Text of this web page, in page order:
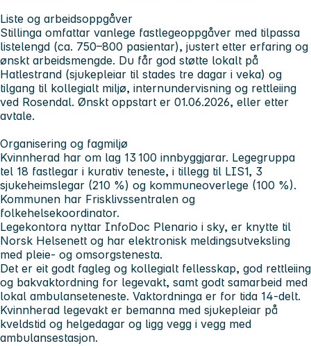
Liste og arbeidsoppgåver
Stillinga omfattar vanlege fastlegeoppgåver med tilpassa
listelengd (ca. 750–800 pasientar), justert etter erfaring og
ønskt arbeidsmengde. Du får god støtte lokalt på
Hatlestrand (sjukepleiar til stades tre dagar i veka) og
tilgang til kollegialt miljø, internundervisning og rettleiing
ved Rosendal. Ønskt oppstart er 01.06.2026, eller etter
avtale.
Organisering og fagmiljø
Kvinnherad har om lag 13 100 innbyggjarar. Legegruppa
tel 18 fastlegar i kurativ teneste, i tillegg til LIS1, 3
sjukeheimslegar (210 %) og kommuneoverlege (100 %).
Kommunen har Frisklivssentralen og
folkehelsekoordinator.
Legekontora nyttar InfoDoc Plenario i sky, er knytte til
Norsk Helsenett og har elektronisk meldingsutveksling
med pleie‑ og omsorgstenesta.
Det er eit godt fagleg og kollegialt fellesskap, god rettleiing
og bakvaktordning for legevakt, samt godt samarbeid med
lokal ambulanseteneste. Vaktordninga er for tida 14‑delt.
Kvinnherad legevakt er bemanna med sjukepleiar på
kveldstid og helgedagar og ligg vegg i vegg med
ambulansestasjon.